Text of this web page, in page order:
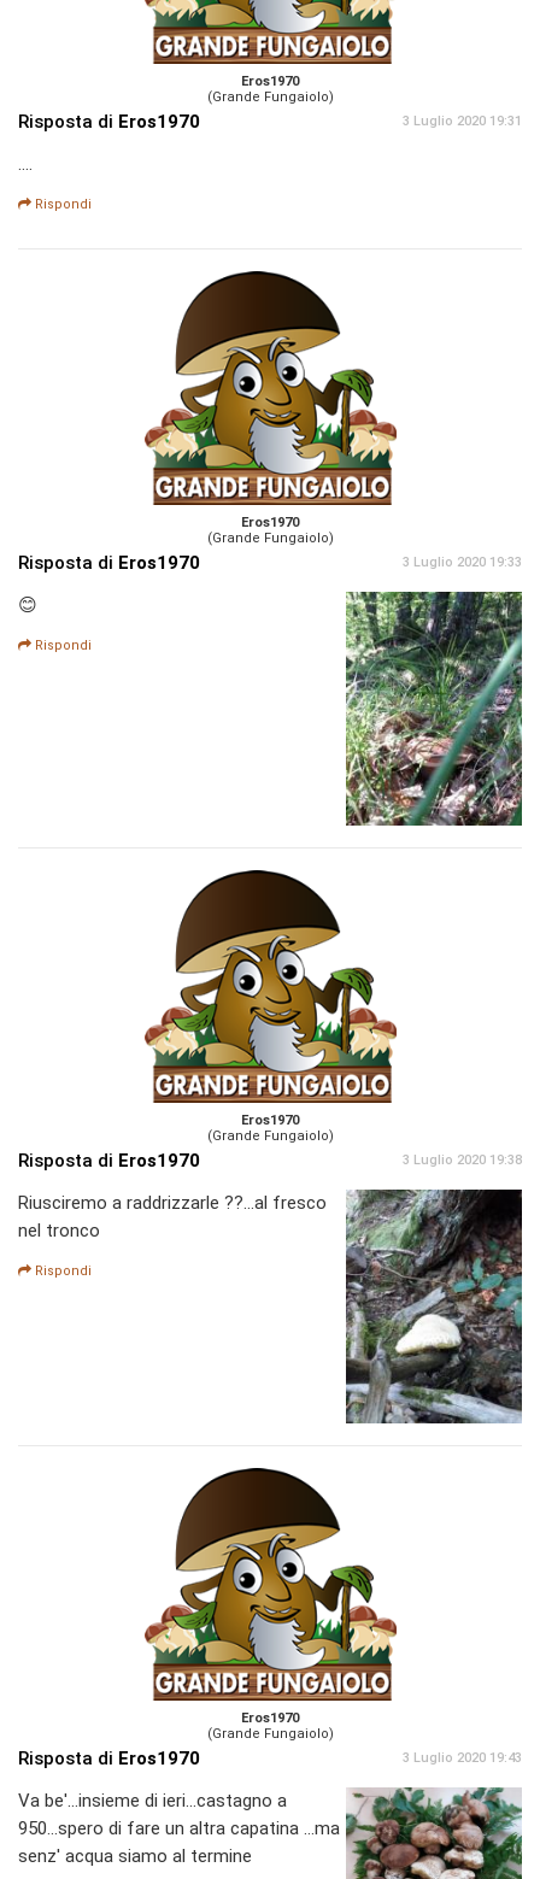
Eros1970
(Grande Fungaiolo)
Risposta di Eros1970 3 Luglio 2020 19:31
....
Rispondi
Eros1970
(Grande Fungaiolo)
Risposta di Eros1970 3 Luglio 2020 19:33
😊
Rispondi
Eros1970
(Grande Fungaiolo)
Risposta di Eros1970 3 Luglio 2020 19:38
Riusciremo a raddrizzarle ??...al fresco
nel tronco
Rispondi
Eros1970
(Grande Fungaiolo)
Risposta di Eros1970 3 Luglio 2020 19:43
Va be'...insieme di ieri...castagno a
950...spero di fare un altra capatina ...ma
senz' acqua siamo al termine